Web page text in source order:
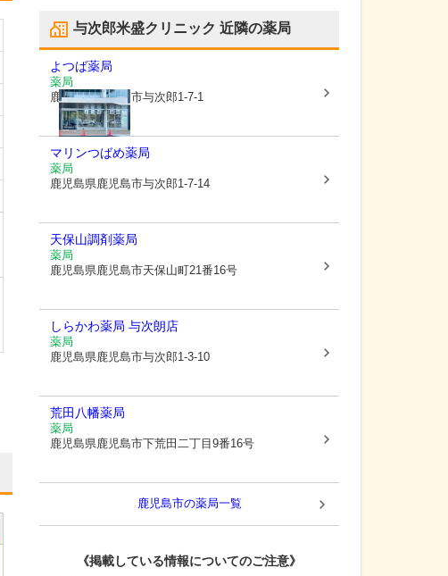
与次郎米盛クリニック 近隣の薬局
よつば薬局
薬局
鹿児島県鹿児島市与次郎1-7-1
マリンつばめ薬局
薬局
鹿児島県鹿児島市与次郎1-7-14
天保山調剤薬局
薬局
鹿児島県鹿児島市天保山町21番16号
しらかわ薬局 与次朗店
薬局
鹿児島県鹿児島市与次郎1-3-10
荒田八幡薬局
薬局
鹿児島県鹿児島市下荒田二丁目9番16号
鹿児島市の薬局一覧
《掲載している情報についてのご注意》